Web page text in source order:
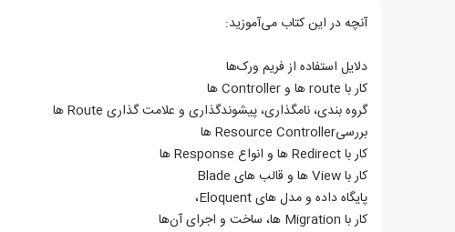
آنچه در این کتاب می‌آموزید:
دلایل استفاده از فریم ورک‌ها
کار با route ها و Controller ها
گروه بندی، نامگذاری، پیشوندگذاری و علامت گذاری Route ها
بررسیResource Controller ها
کار با Redirect ها و انواع Response ها
کار با View ها و قالب های Blade
پایگاه داده و مدل های Eloquent،
کار با Migration ها، ساخت و اجرای آن‌ها